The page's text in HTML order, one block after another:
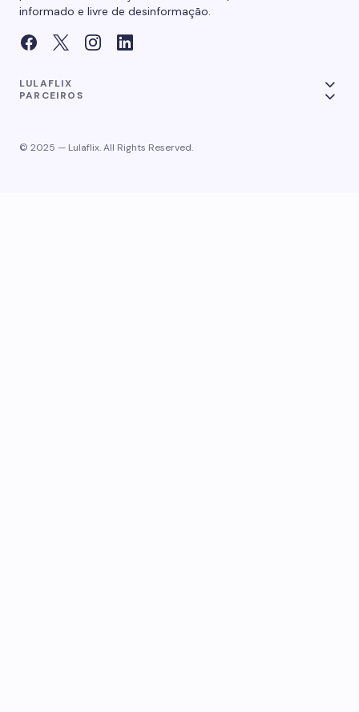
informado e livre de desinformação.
LULAFLIX
PARCEIROS
© 2025 — Lulaflix. All Rights Reserved.